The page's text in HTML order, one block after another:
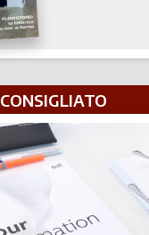
CONSIGLIATO